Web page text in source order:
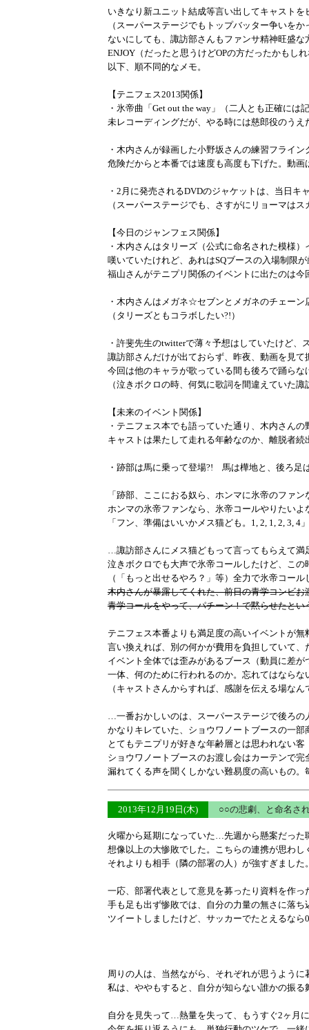
いきなり新ユニット結成等言い出してキャスト
（スーパーステージでもトップバッター争いを
ないにしても、諏訪部さんもファンサ精神旺盛
ENJOY（だったと思うけどOPの方だったかもし
以下、順不同的なメモ。
【テニフェス2013関係】
・氷帝曲「Get out the way」（二人とも正確に
未レコーディングだが、やる時には慈郎役のう
・木内さんが録画した小野坂さんの練習フライ
危険だからと本番では速度も高度も下げた。動
・2月に発売されるDVDのジャケットは、当日キ
（スーパーステージでも、さすがにリョーマは
【今日のジャンフェス関係】
・木内さんはタリーズ（公式に命名された模様
嘆いていたけれど、あれはSQブースの入場制限
福山さんがテニプリ関係のイベントに出たのは今
・木内さんはメガネ☆セブンとメガネのチェー
（タリーズともコラボしたい?!）
・許斐先生のtwitterで薄々予想はしていたけど、
諏訪部さんだけが出ておらず、昨夜、動画を見
今回は他のキャラが歌っている間も後ろで踊ら
（泣きボクロの時、何気に歌詞を間違えていた諏
【未来のイベント関係】
・テニフェス本でも語っていた通り、木内さん
キャストは果たして走れる年齢なのか、離脱者続
・跡部は馬に乗って登場?! 馬は樺地と、後ろ足
「跡部、ここにおる奴ら、ホンマに氷帝のファ
ホンマの氷帝ファンなら、氷帝コールやりたいよ
「フン、準備はいいかメス猫ども。1, 2, 1, 2, 3, 4」
…諏訪部さんにメス猫どもって言ってもらえて満
泣きボクロでも大声で氷帝コールしたけど、この
（「もっと出せるやろ？」等）全力で氷帝コー
木内さんが暴露してくれた、前日の青学コンビ
青学コールをやって、パチーン！で黙らせたと
テニフェス本番よりも満足度の高いイベントが
言い換えれば、別の何かが費用を負担していて
イベント全体では歪みがあるブース（動員に差
一体、何のために行われるのか。忘れてはならな
（キャストさんからすれば、感謝を伝える場な
…一番おかしいのは、スーパーステージで後ろの
かなりキレていた、ショウワノートブースの一部
とてもテニプリが好きな年齢層とは思われない
ショウワノートブースのお渡し会はカーテンで完
漏れてくる声を聞くしかない難易度の高いもの
2013年12月19日(木) ○○の悲劇、と命名さ
火曜から延期になっていた…先週から懸案だった
想像以上の大惨敗でした。こちらの連携が思わ
それよりも相手（隣の部署の人）が強すぎまし
一応、部署代表として意見を募ったり資料を作っ
手も足も出ず惨敗では、自分の力量の無さに落ち
ツイートしましたけど、サッカーでたとえるな
周りの人は、当然ながら、それぞれが思うように
私は、ややもすると、自分が知らない誰かの振
自分を見失って…熱量を失って、もうすぐ2ヶ月